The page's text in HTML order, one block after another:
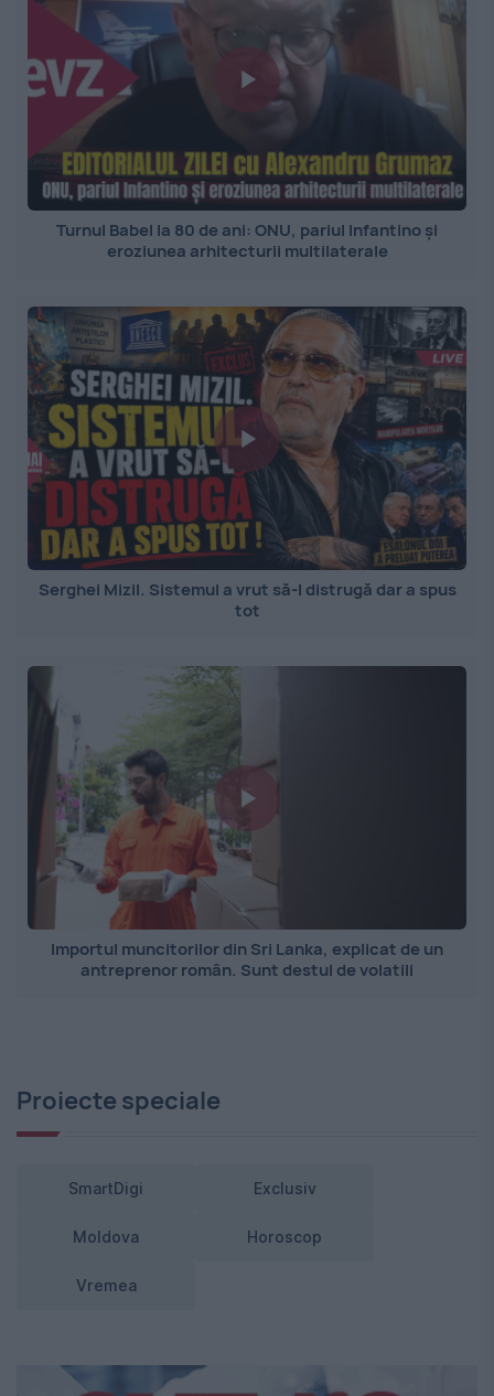
Turnul Babel la 80 de ani: ONU, pariul Infantino și
eroziunea arhitecturii multilaterale
Serghei Mizil. Sistemul a vrut să-l distrugă dar a spus
tot
Importul muncitorilor din Sri Lanka, explicat de un
antreprenor român. Sunt destul de volatili
Proiecte speciale
SmartDigi Exclusiv
Moldova Horoscop
Vremea